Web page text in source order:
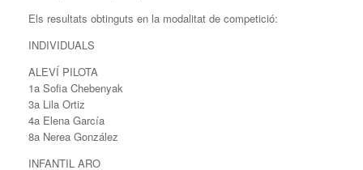
Els resultats obtinguts en la modalitat de competició:
INDIVIDUALS
ALEVÍ PILOTA
1a Sofia Chebenyak
3a Lila Ortiz
4a Elena García
8a Nerea González
INFANTIL ARO